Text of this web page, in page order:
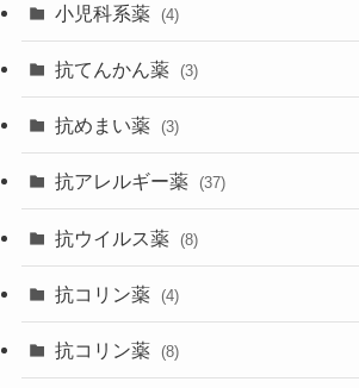
小児科系薬 (4)
抗てんかん薬 (3)
抗めまい薬 (3)
抗アレルギー薬 (37)
抗ウイルス薬 (8)
抗コリン薬 (4)
抗コリン薬 (8)